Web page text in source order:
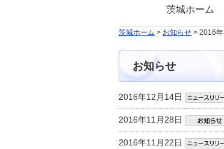
茨城ホーム
茨城ホーム > お知らせ > 2016年
お知らせ
2016年12月14日
2016年11月28日
2016年11月22日